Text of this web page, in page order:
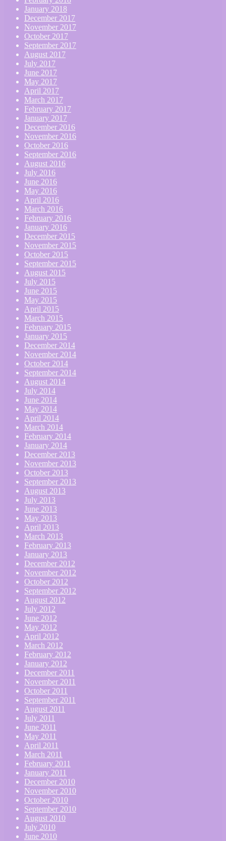
January 2018
December 2017
November 2017
October 2017
September 2017
August 2017
July 2017
June 2017
May 2017
April 2017
March 2017
February 2017
January 2017
December 2016
November 2016
October 2016
September 2016
August 2016
July 2016
June 2016
May 2016
April 2016
March 2016
February 2016
January 2016
December 2015
November 2015
October 2015
September 2015
August 2015
July 2015
June 2015
May 2015
April 2015
March 2015
February 2015
January 2015
December 2014
November 2014
October 2014
September 2014
August 2014
July 2014
June 2014
May 2014
April 2014
March 2014
February 2014
January 2014
December 2013
November 2013
October 2013
September 2013
August 2013
July 2013
June 2013
May 2013
April 2013
March 2013
February 2013
January 2013
December 2012
November 2012
October 2012
September 2012
August 2012
July 2012
June 2012
May 2012
April 2012
March 2012
February 2012
January 2012
December 2011
November 2011
October 2011
September 2011
August 2011
July 2011
June 2011
May 2011
April 2011
March 2011
February 2011
January 2011
December 2010
November 2010
October 2010
September 2010
August 2010
July 2010
June 2010